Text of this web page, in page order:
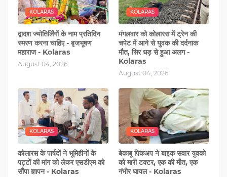
KOLARAS
द्वादश ज्योतिर्लिंगों के नाम प्रतिदिन
स्मरण करना चाहिए - बृजभूषण
महाराज - Kolaras
August 04, 2026
KOLARAS
मंगलवार को कोलारस में ट्रेन की
चपेट में आने से युवक की दर्दनाक
मौत, सिर धड़ से हुआ अलग -
Kolaras
August 04, 2026
KOLARAS
कोलारस के पार्षदों ने भूमिहीनों के
पट्टों की मांग को लेकर एसडीएम को
सौंपा ज्ञापन - Kolaras
KOLARAS
बेकाबू पिकअप ने बाइक सवार युवको
को मारी टक्टर, एक की मौत, एक
गंभीर घायल - Kolaras